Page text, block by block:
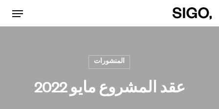
المنشورات
عقد المشروع مايو 2022